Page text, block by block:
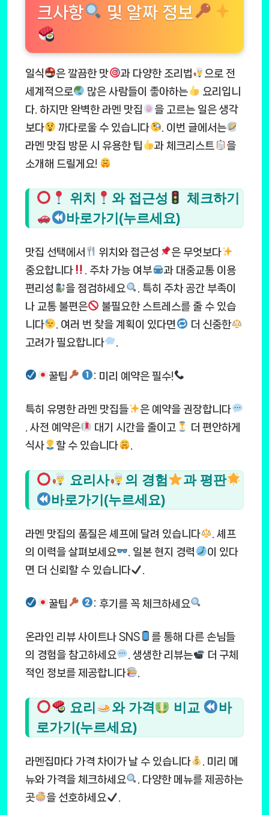
크사항
및 알짜 정보
일식 은 깔끔한 맛 과 다양한 조리법
으로 전
세계적으로
많은 사람들이 좋아하는
요리입니
다. 하지만 완벽한 라멘 맛집
을 고르는 일은 생각
보다
까다로울 수 있습니다
. 이번 글에서는
라멘 맛집 방문 시 유용한 팁
과 체크리스트
을
소개해 드릴게요!
위치 와 접근성
체크하기
바로가기(누르세요)
맛집 선택에서 위치와 접근성
은 무엇보다
중요합니다
. 주차 가능 여부
과 대중교통 이용
편리성
을 점검하세요
. 특히 주차 공간 부족이
나 교통 불편은
불필요한 스트레스를 줄 수 있습
니다
. 여러 번 찾을 계획이 있다면
더 신중한
고려가 필요합니다
꿀팁 : 미리 예약은 필수!
특히 유명한 라멘 맛집들
은 예약을 권장합니다
. 사전 예약은
대기 시간을 줄이고
더 편안하게
식사
할 수 있습니다
요리사 의 경험
과 평판
바로가기(누르세요)
라멘 맛집의 품질은 셰프에 달려 있습니다
. 셰프
의 이력을 살펴보세요
. 일본 현지 경력
이 있다
면 더 신뢰할 수 있습니다
꿀팁 : 후기를 꼭 체크하세요
온라인 리뷰 사이트나 SNS
를 통해 다른 손님들
의 경험을 참고하세요
. 생생한 리뷰는
더 구체
적인 정보를 제공합니다
요리 와 가격 비교
바
로가기(누르세요)
라멘집마다 가격 차이가 날 수 있습니다
. 미리 메
뉴와 가격을 체크하세요
. 다양한 메뉴를 제공하는
곳
을 선호하세요